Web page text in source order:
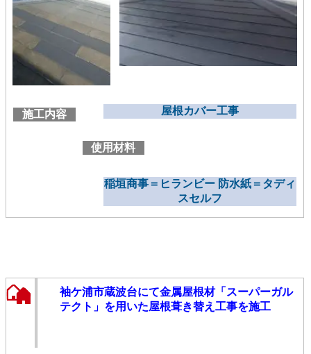
施工内容 屋根カバー工事
使用材料
稲垣商事＝ヒランビー 防水紙＝タディ
スセルフ
袖ケ浦市蔵波台にて金属屋根材「スーパーガル
テクト」を用いた屋根葺き替え工事を施工